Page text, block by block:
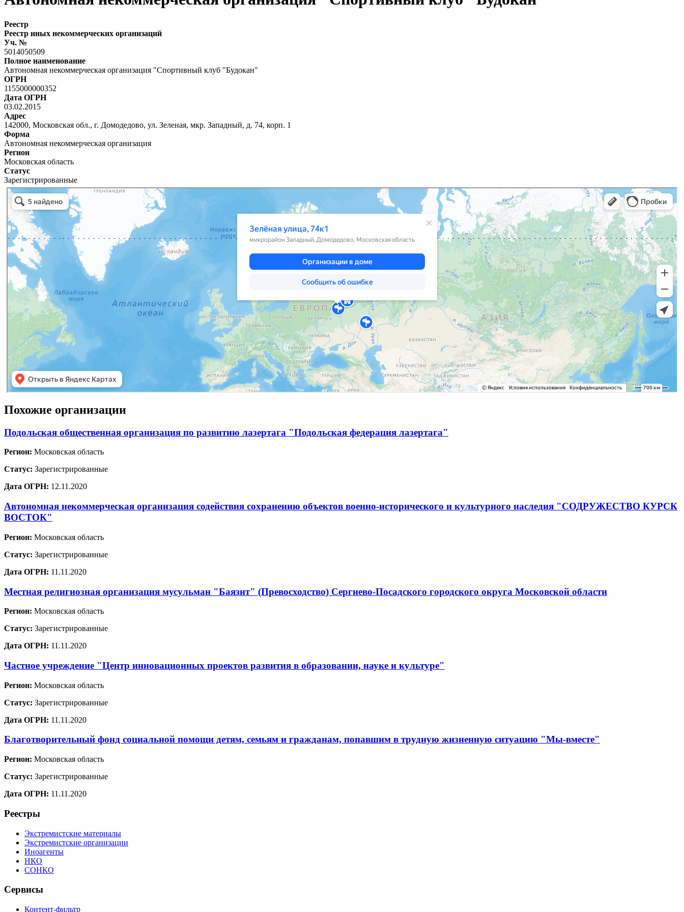
Реестр
Реестр иных некоммерческих организаций
Уч. №
5014050509
Полное наименование
Автономная некоммерческая организация "Спортивный клуб "Будокан"
ОГРН
1155000000352
Дата ОГРН
03.02.2015
Адрес
142000, Московская обл., г. Домодедово, ул. Зеленая, мкр. Западный, д. 74, корп. 1
Форма
Автономная некоммерческая организация
Регион
Московская область
Статус
Зарегистрированные
Похожие организации
Подольская общественная организация по развитию лазертага "Подольская федерация лазертага"
Регион: Московская область
Статус: Зарегистрированные
Дата ОГРН: 12.11.2020
Автономная некоммерческая организация содействия сохранению объектов военно-исторического и культурного наследия "СОДРУЖЕСТВО КУРСК
ВОСТОК"
Регион: Московская область
Статус: Зарегистрированные
Дата ОГРН: 11.11.2020
Местная религиозная организация мусульман "Баязит" (Превосходство) Сергиево-Посадского городского округа Московской области
Регион: Московская область
Статус: Зарегистрированные
Дата ОГРН: 11.11.2020
Частное учреждение "Центр инновационных проектов развития в образовании, науке и культуре"
Регион: Московская область
Статус: Зарегистрированные
Дата ОГРН: 11.11.2020
Благотворительный фонд социальной помощи детям, семьям и гражданам, попавшим в трудную жизненную ситуацию "Мы-вместе"
Регион: Московская область
Статус: Зарегистрированные
Дата ОГРН: 11.11.2020
Реестры
Экстремистские материалы
Экстремистские организации
Иноагенты
НКО
СОНКО
Сервисы
Контент-фильтр